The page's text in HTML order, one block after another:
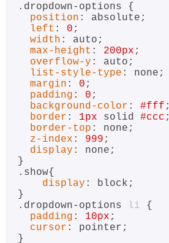
.dropdown-options {
position : absolute;
left : 0 ;
width : auto;
max-height : 200px ;
overflow-y : auto;
list-style-type : none;
margin : 0 ;
padding : 0 ;
background-color : #fff ;
border : 1px solid #ccc ;
border-top : none;
z-index : 999 ;
display : none;
.show{
display : block;
.dropdown-options
li {
padding : 10px ;
cursor : pointer;